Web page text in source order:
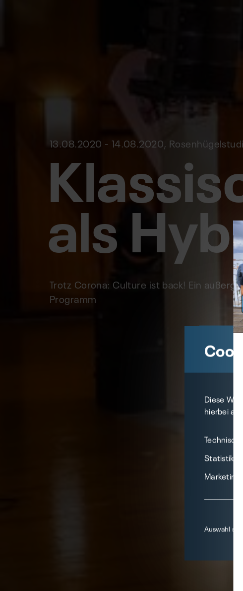
13.08.2020 - 14.08.2020,
als
Trotz Corona: Culture ist back! Ein
Programm
Diese
hierbei
Technisch
Statistik
Marketing
Auswahl